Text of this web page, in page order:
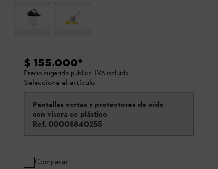
$ 155.000*
Precio sugerido publico. IVA incluido.
Selecciona el artículo
Pantallas cortas y protectores de oído
con visera de plástico
Ref. 00008840255
Comparar